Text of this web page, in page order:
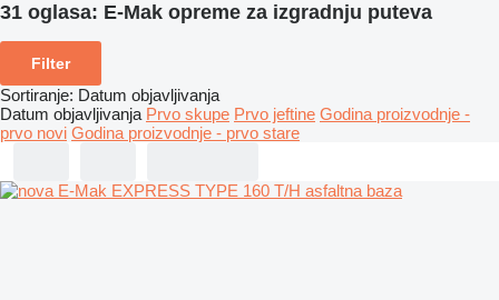
31 oglasa: E-Mak opreme za izgradnju puteva
Filter
Sortiranje: Datum objavljivanja
Datum objavljivanja Prvo skupe Prvo jeftine Godina proizvodnje -
prvo novi Godina proizvodnje - prvo stare